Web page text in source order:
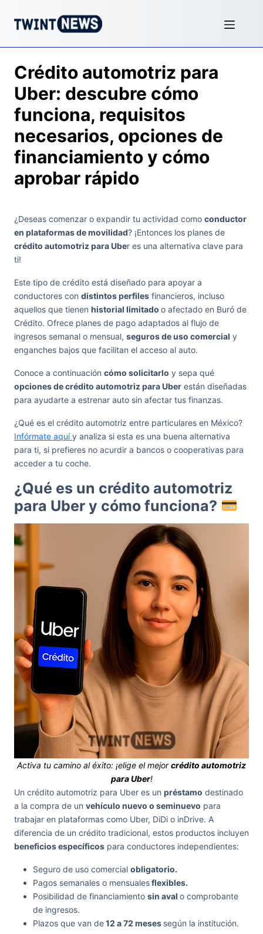
Crédito automotriz para
Uber: descubre cómo
funciona, requisitos
necesarios, opciones de
financiamiento y cómo
aprobar rápido
¿Deseas comenzar o expandir tu actividad como conductor
en plataformas de movilidad? ¡Entonces los planes de
crédito automotriz para Uber es una alternativa clave para
ti!
Este tipo de crédito está diseñado para apoyar a
conductores con distintos perfiles financieros, incluso
aquellos que tienen historial limitado o afectado en Buró de
Crédito. Ofrece planes de pago adaptados al flujo de
ingresos semanal o mensual, seguros de uso comercial y
enganches bajos que facilitan el acceso al auto.
Conoce a continuación cómo solicitarlo y sepa qué
opciones de crédito automotriz para Uber están diseñadas
para ayudarte a estrenar auto sin afectar tus finanzas.
¿Qué es el crédito automotriz entre particulares en México?
Infórmate aquíy analiza si esta es una buena alternativa
para ti, si prefieres no acurdir a bancos o cooperativas para
acceder a tu coche.
¿Qué es un crédito automotriz
para Uber y cómo funciona?
Activa tu camino al éxito: ¡elige el mejorcrédito automotriz
para Uber!
Un crédito automotriz para Uber es un préstamo destinado
a la compra de un vehículo nuevo o seminuevo para
trabajar en plataformas como Uber, DiDi o inDrive. A
diferencia de un crédito tradicional, estos productos incluyen
beneficios específicos para conductores independientes:
Seguro de uso comercial obligatorio.
Pagos semanales o mensualesflexibles.
Posibilidad de financiamiento sin aval o comprobante
de ingresos.
Plazos que van de12 a 72 meses según la institución.